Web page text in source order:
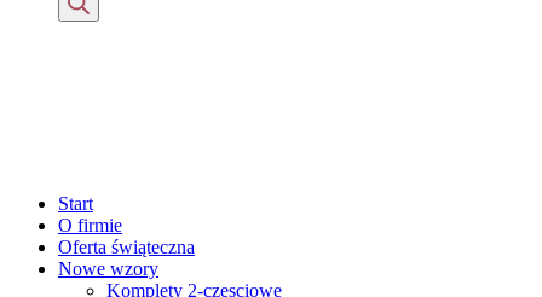
Start
O firmie
Oferta świąteczna
Nowe wzory
Komplety 2-częsciowe